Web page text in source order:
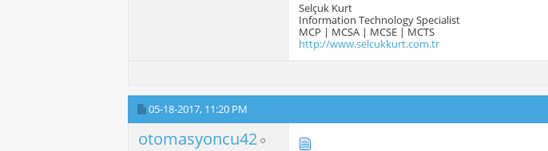
Selçuk Kurt
Information Technology Specialist
MCP | MCSA | MCSE | MCTS
http://www.selcukkurt.com.tr
05-18-2017, 11:20 PM
otomasyoncu42